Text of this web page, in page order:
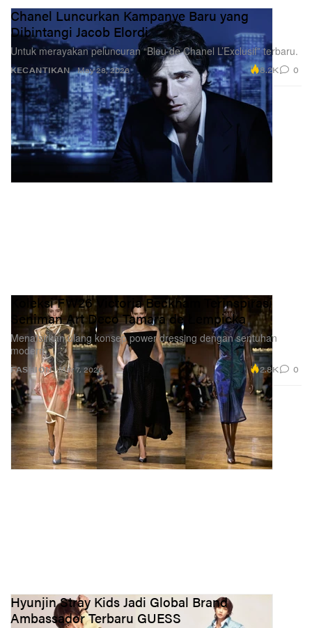
KECANTIKAN
Chanel Luncurkan Kampanye Baru yang
Dibintangi Jacob Elordi
Untuk merayakan peluncuran “Bleu de Chanel L’Exclusif” terbaru.
May 28, 2026 8.2K 0
FASHION
Koleksi FW26 Victoria Beckham Terinspirasi
Seniman Art Deco Tamara de Łempicka
Menafsirkan ulang konsep power dressing dengan sentuhan
modern.
Mar 7, 2026 2.8K 0
Hyunjin Stray Kids Jadi Global Brand
Ambassador Terbaru GUESS